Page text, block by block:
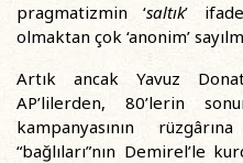
pragmatizmin ‘saltık’
olmaktan çok ‘anonim’
Artık ancak Yavuz
AP’lilerden, 80’lerin
kampanyasının
“bağlıları”nın Demirel’le